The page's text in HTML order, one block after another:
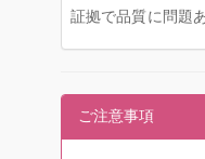
証拠で品質に問題
ご注意事項